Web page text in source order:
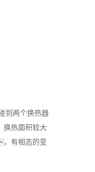
两个换热器
热面积较大
有相态的变